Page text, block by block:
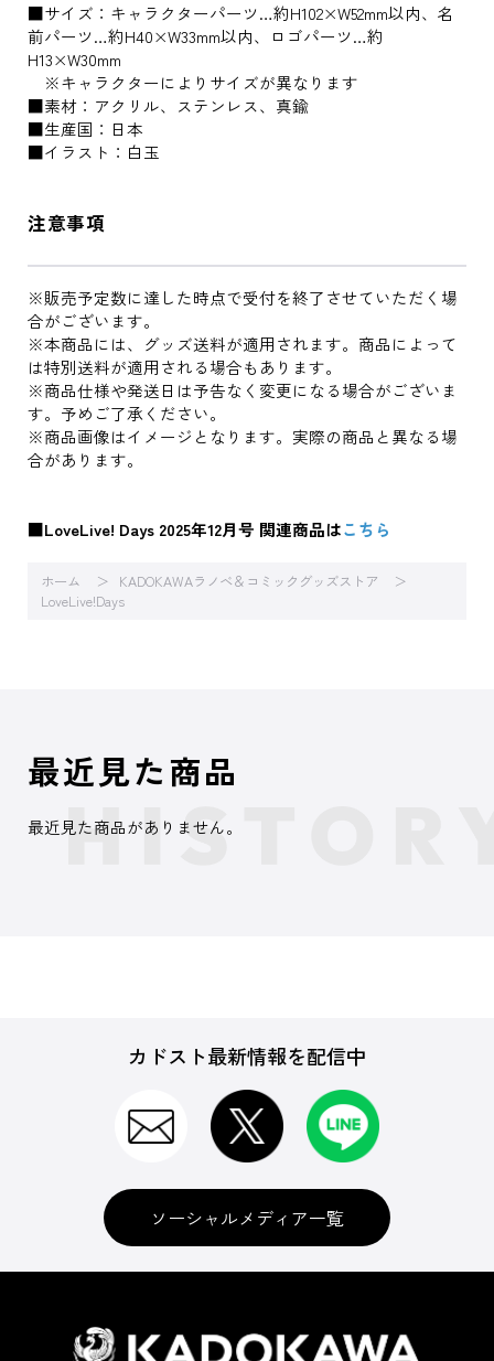
■サイズ：キャラクターパーツ…約H102×W52mm以内、名
前パーツ…約H40×W33mm以内、ロゴパーツ…約
H13×W30mm
※キャラクターによりサイズが異なります
■素材：アクリル、ステンレス、真鍮
■生産国：日本
■イラスト：白玉
注意事項
※販売予定数に達した時点で受付を終了させていただく場
合がございます。
※本商品には、グッズ送料が適用されます。商品によって
は特別送料が適用される場合もあります。
※商品仕様や発送日は予告なく変更になる場合がございま
す。予めご了承ください。
※商品画像はイメージとなります。実際の商品と異なる場
合があります。
■LoveLive! Days 2025年12月号 関連商品はこちら
ホーム
KADOKAWAラノベ＆コミックグッズストア
LoveLive!Days
最近見た商品
最近見た商品がありません。
カドスト最新情報を配信中
ソーシャルメディア一覧